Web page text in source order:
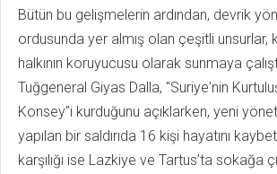
Bütün bu gelişmelerin ardından, devrik
ordusunda yer almış olan çeşitli unsurlar,
halkının koruyucusu olarak sunmaya
Tuğgeneral Giyas Dalla, "Suriye'nin
Konsey"i kurduğunu açıklarken, yeni
yapılan bir saldırıda 16 kişi hayatını
karşılığı ise Lazkiye ve Tartus’ta sokağa